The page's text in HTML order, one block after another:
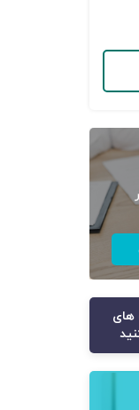
های